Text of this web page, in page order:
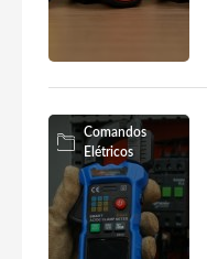
Comandos
Elétricos